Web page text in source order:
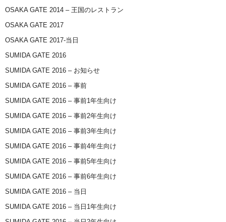
OSAKA GATE 2014 – 王国のレストラン
OSAKA GATE 2017
OSAKA GATE 2017-当日
SUMIDA GATE 2016
SUMIDA GATE 2016 – お知らせ
SUMIDA GATE 2016 – 事前
SUMIDA GATE 2016 – 事前1年生向け
SUMIDA GATE 2016 – 事前2年生向け
SUMIDA GATE 2016 – 事前3年生向け
SUMIDA GATE 2016 – 事前4年生向け
SUMIDA GATE 2016 – 事前5年生向け
SUMIDA GATE 2016 – 事前6年生向け
SUMIDA GATE 2016 – 当日
SUMIDA GATE 2016 – 当日1年生向け